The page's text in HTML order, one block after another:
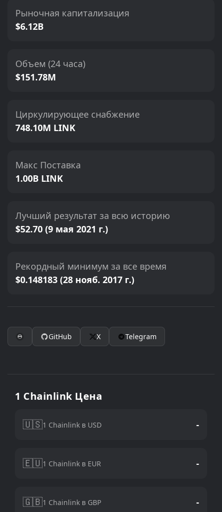
Рыночная капитализация
$6.12B
Объем (24 часа)
$151.78M
Циркулирующее снабжение
748.10M LINK
Макс Поставка
1.00B LINK
Лучший результат за всю историю
$52.70 (9 мая 2021 г.)
Рекордный минимум за все время
$0.148183 (28 нояб. 2017 г.)
GitHub X Telegram
1 Chainlink Цена
🇺🇸1 Chainlink в USD -
🇪🇺1 Chainlink в EUR -
🇬🇧1 Chainlink в GBP -